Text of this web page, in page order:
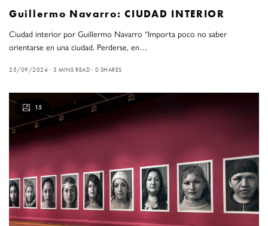
Guillermo Navarro: CIUDAD INTERIOR
Ciudad interior por Guillermo Navarro “Importa poco no saber
orientarse en una ciudad. Perderse, en…
25/09/2024 3 MINS READ 0 SHARES
15